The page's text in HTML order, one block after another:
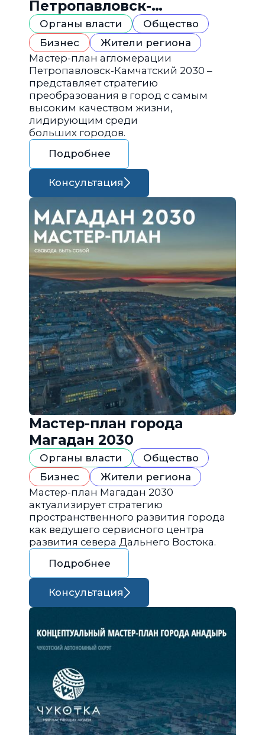
Петропавловск-
Камчатский 2030
Органы власти
Общество
Бизнес
Жители региона
Мастер-план агломерации
Петропавловск-Камчатский 2030 –
представляет стратегию
преобразования в город с самым
высоким качеством жизни,
лидирующим среди
больших городов.
Подробнее
Консультация
Мастер-план города
Магадан 2030
Органы власти
Общество
Бизнес
Жители региона
Мастер-план Магадан 2030
актуализирует стратегию
пространственного развития города
как ведущего сервисного центра
развития севера Дальнего Востока.
Подробнее
Консультация